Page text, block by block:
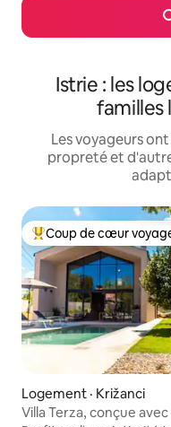
Istrie : les
familles
Les voyageurs
propreté et
Coup de cœur
Coup de cœur
Logement · Križanci
Villa Terza, conçue